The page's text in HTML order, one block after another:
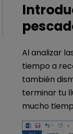
Al analizar
tiempo a
también
terminar tu
mucho